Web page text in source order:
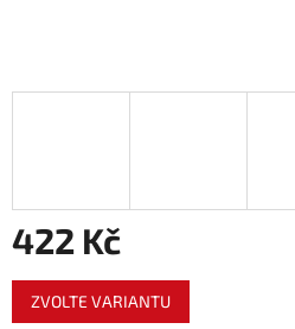
422 Kč
Měrná
cena:
ZVOLTE VARIANTU